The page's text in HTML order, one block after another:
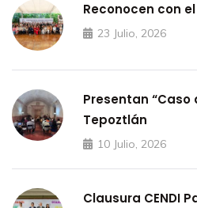
Reconocen con
23 Julio, 2026
Presentan “Caso
Tepoztlán
10 Julio, 2026
Clausura CENDI